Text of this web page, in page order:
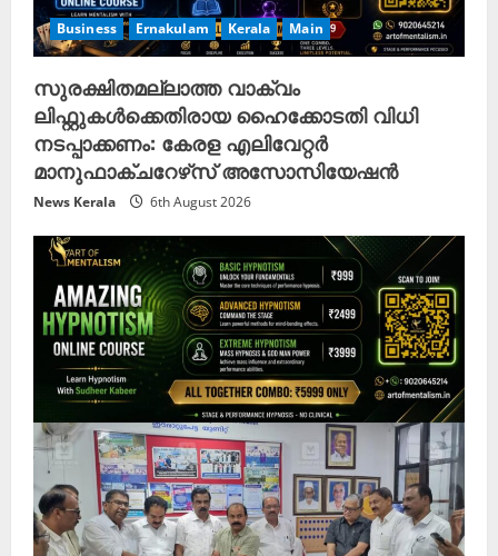
Business Ernakulam Kerala Main
സുരക്ഷിതമല്ലാത്ത വാക്വം
ലിഫ്റ്റുകൾക്കെതിരായ ഹൈക്കോടതി വിധി
നടപ്പാക്കണം: കേരള എലിവേറ്റർ
മാനുഫാക്ചറേഴ്‌സ് അസോസിയേഷൻ
News Kerala 6th August 2026